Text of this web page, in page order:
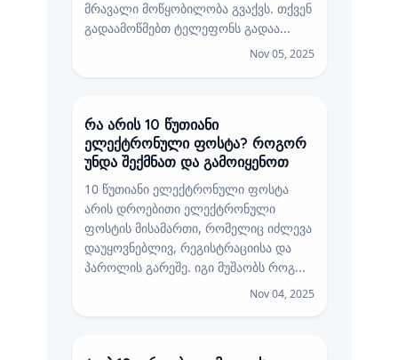
მრავალი მოწყობილობა გვაქვს. თქვენ
გადაამოწმებთ ტელეფონს გადაა...
Nov 05, 2025
რა არის 10 წუთიანი
ელექტრონული ფოსტა? როგორ
უნდა შექმნათ და გამოიყენოთ
10 წუთიანი ელექტრონული ფოსტა
არის დროებითი ელექტრონული
ფოსტის მისამართი, რომელიც იძლევა
დაუყოვნებლივ, რეგისტრაციისა და
პაროლის გარეშე. იგი მუშაობს როგ...
Nov 04, 2025